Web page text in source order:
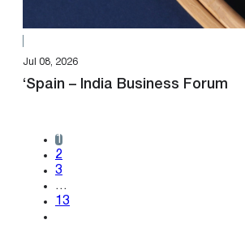
Jul 08, 2026
‘Spain – India Business Forum
1
2
3
…
13